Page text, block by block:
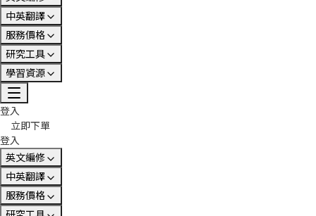
中英翻譯
服務價格
研究工具
學習資源
登入
立即下單
登入
英文編修
中英翻譯
服務價格